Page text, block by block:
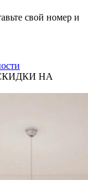
свой номер и
НА